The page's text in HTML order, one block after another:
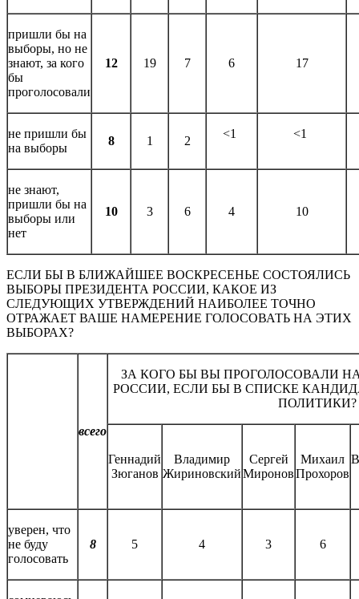
пришли бы на
выборы, но не
знают, за кого
бы
проголосовали
12 19 7 6 17
не пришли бы
на выборы
8 1 2
<1 <1
не знают,
пришли бы на
выборы или
нет
10 3 6 4 10
ЕСЛИ БЫ В БЛИЖАЙШЕЕ ВОСКРЕСЕНЬЕ СОСТОЯЛИСЬ
ВЫБОРЫ ПРЕЗИДЕНТА РОССИИ, КАКОЕ ИЗ
СЛЕДУЮЩИХ УТВЕРЖДЕНИЙ НАИБОЛЕЕ ТОЧНО
ОТРАЖАЕТ ВАШЕ НАМЕРЕНИЕ ГОЛОСОВАТЬ НА ЭТИХ
ВЫБОРАХ?
всего
ЗА КОГО БЫ ВЫ ПРОГОЛОСОВАЛИ
РОССИИ, ЕСЛИ БЫ В СПИСКЕ
ПОЛИТИКИ?
Геннадий
Зюганов
Владимир
Жириновский
Сергей
Миронов
Михаил
Прохоров
уверен, что
не буду
голосовать
8 5 4 3 6